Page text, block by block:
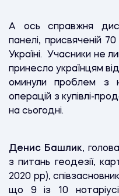
А ось справжня
панелі, присвяченій
Україні. Учасники не
принесло українцям
оминули проблем з
операцій з купівлі-
на сьогодні.
Денис Башлик,
з питань геодезії,
2020 рр),
що 9 із 10